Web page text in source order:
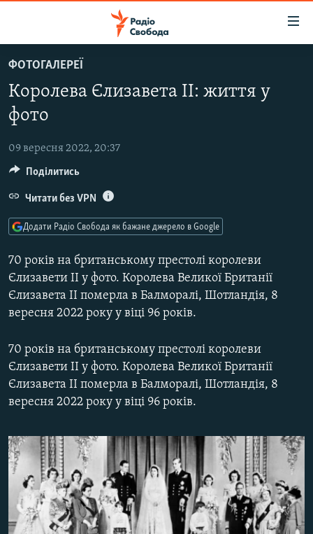
до
основного
матеріалу
Перейти
до
навігації
Перейти
пошуку
ВСЕ ЗА ДОБУ
СТАТТІ
ПОЛІТИКА
ЕКОНОМІКА
СУСПІЛЬСТВО
КУЛЬТУРА
УКРАЇНА
СВІТ
ВІЙНА
РОСІЙСЬКА «ФІЛЬТРАЦІЯ»
ДОНБАС.РЕАЛІЇ
КРИМ.РЕАЛІЇ
СХЕМИ
КИТАЙ.ВИКЛИКИ
ФОТО
СПЕЦПРОЄКТИ
ПОДКАСТИ
КРИМ РЕАЛІЇ
РУС
УКР
КТАТ
ФОТОГАЛЕРЕЇ
Королева Єлизавета II: життя у
фото
09 вересня 2022, 20:37
70 років на британському престолі королеви
Єлизавети II у фото. Королева Великої Британії
Єлизавета II померла в Балморалі, Шотландія, 8
вересня 2022 року у віці 96 років.
70 років на британському престолі королеви
Єлизавети II у фото. Королева Великої Британії
Єлизавета II померла в Балморалі, Шотландія, 8
вересня 2022 року у віці 96 років.
Поділитись
Читати без VPN
Додати Радіо Свобода як бажане джерело в Google